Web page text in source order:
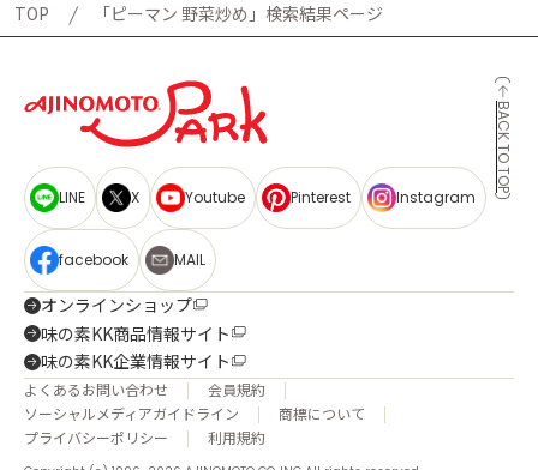
TOP 「ピーマン 野菜炒め」検索結果ページ
BACK TO TOP
LINE X Youtube Pinterest Instagram
facebook MAIL
オンラインショップ
味の素KK商品情報サイト
味の素KK企業情報サイト
よくあるお問い合わせ
会員規約
ソーシャルメディアガイドライン
商標について
プライバシーポリシー
利用規約